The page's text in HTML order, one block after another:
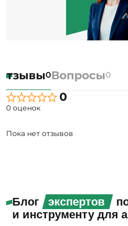
0Вопросы0
0
0 оценок
Пока нет отзывов
Блог экспертов
и инструменту для